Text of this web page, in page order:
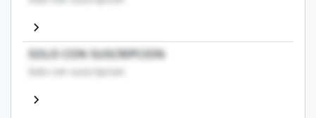
SOLO CON SUSCRIPCION
Solo con suscripcion